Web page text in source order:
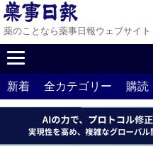
薬のことなら薬事日報ウェブサイト
新着 全カテゴリー 購読